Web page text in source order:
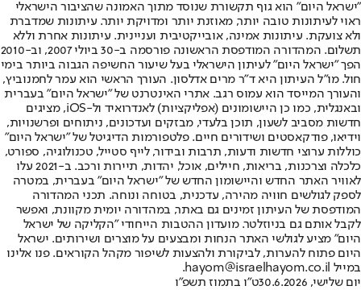
"ישראל היום" הוא גוף תקשורת שנוסד מתוך האמונה שהציבור הישראלי
ראוי לעיתונות טובה יותר, מאוזנת יותר ומדויקת יותר. עיתונות שמדברת
ולא צועקת. עיתונות אמינה, אובייקטיבית ועניינית. עיתונות אחרת וללא
תשלום. המהדורה המודפסת הראשונה פורסמה ב-30 ביולי 2007, וב-2010
הפך "ישראל היום" לעיתון הישראלי בעל שיעור החשיפה הגבוה ביותר בימי
חול. מו"ל העיתון היא ד"ר מרים אדלסון. העורך הראשי הוא עמר לחמנוביץ,
והעורך המייסד הוא עמוס רגב. אתרי האינטרנט של "ישראל היום" בעברית
ובאנגלית, כמו כן היישומונים (אפליקציות) לאנדרואיד ול-iOS, מציגים
חדשות מסביב לשעון, תוכן בלעדי, מבזקים ועדכונים, ניתוחים ופרשנויות,
וידיאו, פודקאסטים ושידורים חיים. פלטפורמות הדיגיטל של "ישראל היום"
כוללות ערוצי חדשות ודעות, תרבות ובידור, לייף סטייל, טכנולוגיה, ספורט,
כלכלה וצרכנות, בריאות, חיילים, אוכל, יהדות, תיירות ורכב. ב-2021 עלו
לאוויר האתר החדש והיישומון החדש של "ישראל היום" בעברית, במטרה
לספק לגולשים חוויה מהירה, עדכנית, בטוחה ונוחה. תכני המהדורה
המודפסת של העיתון זמינים גם באתר, במהדורה יומית מקוונת, ואפשר
לקבל אותם גם בניוזלטר. מועדון ההטבות הייחודי "הקליקה של ישראל
היום" מציע לגולשי האתר הנחות ומבצעים על מוצרים ושירותים. ישראל
היום פתוח להערות, לביקורת ולהצעות לשיפור מקהל הקוראים. פנו אלינו
במייל hayom@israelhayom.co.il.
יום שלישי, 30.6.2026
ט"ו בתמוז תשפ"ו